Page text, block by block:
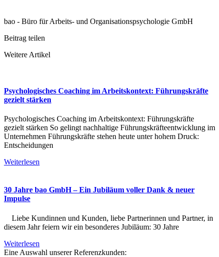
bao - Büro für Arbeits- und Organisationspsychologie GmbH
Beitrag teilen
Weitere Artikel
Psychologisches Coaching im Arbeitskontext: Führungskräfte
gezielt stärken
Psychologisches Coaching im Arbeitskontext: Führungskräfte
gezielt stärken So gelingt nachhaltige Führungskräfteentwicklung im
Unternehmen Führungskräfte stehen heute unter hohem Druck:
Entscheidungen
Weiterlesen
30 Jahre bao GmbH – Ein Jubiläum voller Dank & neuer
Impulse
Liebe Kundinnen und Kunden, liebe Partnerinnen und Partner, in
diesem Jahr feiern wir ein besonderes Jubiläum: 30 Jahre
Weiterlesen
Eine Auswahl unserer Referenzkunden: